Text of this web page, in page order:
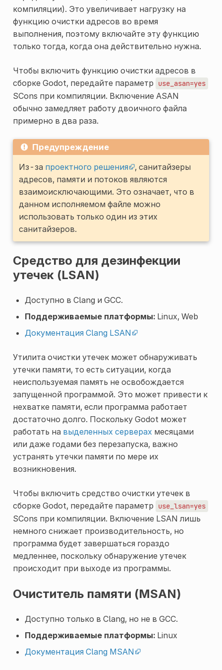
компиляции). Это увеличивает нагрузку на
функцию очистки адресов во время
выполнения, поэтому включайте эту функцию
только тогда, когда она действительно нужна.
Чтобы включить функцию очистки адресов в
сборке Godot, передайте параметр
use_asan=yes
SCons при компиляции. Включение ASAN
обычно замедляет работу двоичного файла
примерно в два раза.
Предупреждение
Из-за проектного решения
, санитайзеры
адресов, памяти и потоков являются
взаимоисключающими. Это означает, что в
данном исполняемом файле можно
использовать только один из этих
санитайзеров.
Средство для дезинфекции
утечек (LSAN)
Доступно в Clang и GCC.
Поддерживаемые платформы:Linux, Web
Документация Clang LSAN
Утилита очистки утечек может обнаруживать
утечки памяти, то есть ситуации, когда
неиспользуемая память не освобождается
запущенной программой. Это может привести к
нехватке памяти, если программа работает
достаточно долго. Поскольку Godot может
работать на выделенных серверах месяцами
или даже годами без перезапуска, важно
устранять утечки памяти по мере их
возникновения.
Чтобы включить средство очистки утечек в
сборке Godot, передайте параметр
use_lsan=yes
SCons при компиляции. Включение LSAN лишь
немного снижает производительность, но
программа будет завершаться гораздо
медленнее, поскольку обнаружение утечек
происходит при выходе из программы.
Очиститель памяти (MSAN)
Доступно только в Clang, но не в GCC.
Поддерживаемые платформы:Linux
Документация Clang MSAN